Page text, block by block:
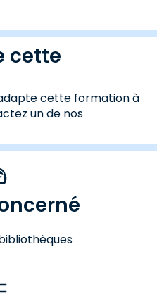
cette
adapte cette formation à
un de nos